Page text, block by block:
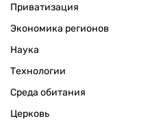
Приватизация
Экономика регионов
Наука
Технологии
Среда обитания
Церковь